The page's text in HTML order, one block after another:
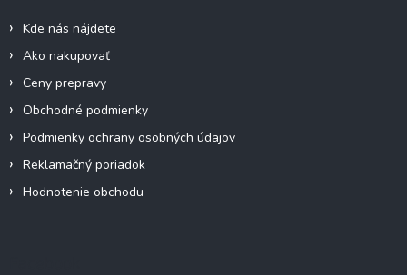
Kde nás nájdete
Ako nakupovať
Ceny prepravy
Obchodné podmienky
Podmienky ochrany osobných údajov
Reklamačný poriadok
Hodnotenie obchodu